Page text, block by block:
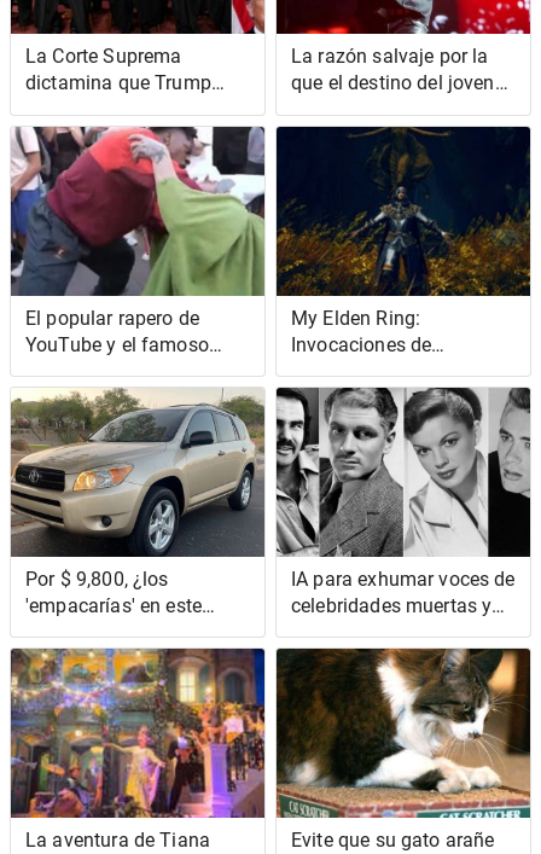
La Corte Suprema
dictamina que Trump
tiene inmunidad por
cualquier delito cometido
entre las 9 y las 5
La razón salvaje por la
que el destino del joven
matón en el juicio de YSL
Rico tomará más tiempo
de lo esperado
El popular rapero de
YouTube y el famoso
mago de TikTok se
involucran en una pelea
de ladridos virales
My Elden Ring:
Invocaciones de
jugadores de Shadow Of
The Erdtree, clasificadas
Por $ 9,800, ¿los
'empacarías' en este
Toyota RAV4 2008 de
siete plazas?
IA para exhumar voces de
celebridades muertas y
leer archivos PDF o lo
que sea
La aventura de Tiana
Evite que su gato arañe